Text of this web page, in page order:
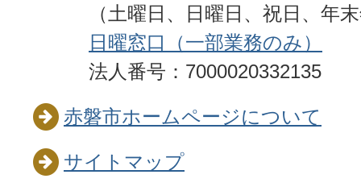
（土曜日、日曜日、祝日、年
日曜窓口（一部業務のみ）
法人番号：7000020332135
赤磐市ホームページについて
サイトマップ